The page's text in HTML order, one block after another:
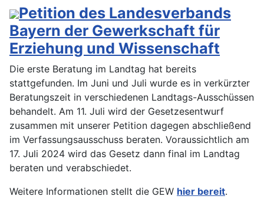
Petition des Landesverbands
Bayern der Gewerkschaft für
Erziehung und Wissenschaft
Die erste Beratung im Landtag hat bereits
stattgefunden. Im Juni und Juli wurde es in verkürzter
Beratungszeit in verschiedenen Landtags-Ausschüssen
behandelt. Am 11. Juli wird der Gesetzesentwurf
zusammen mit unserer Petition dagegen abschließend
im Verfassungsausschuss beraten. Voraussichtlich am
17. Juli 2024 wird das Gesetz dann final im Landtag
beraten und verabschiedet.
Weitere Informationen stellt die GEW hier bereit.